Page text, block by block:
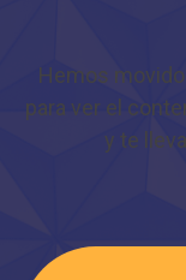
Hemos
para ver el
y te